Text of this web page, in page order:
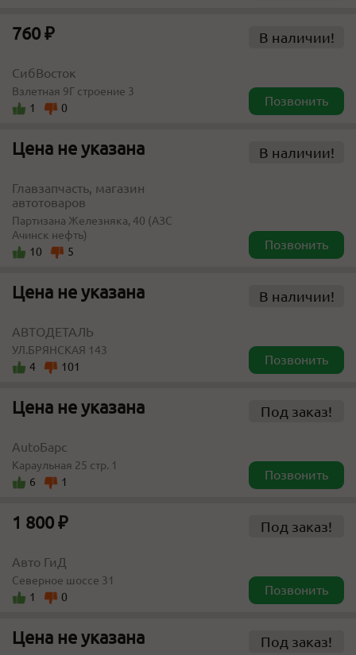
760 ₽ В наличии!
СибВосток
Взлетная 9Г строение 3
1
0 Позвонить
Цена не указана В наличии!
Главзапчасть, магазин
автотоваров
Партизана Железняка, 40 (АЗС
Ачинск нефть)
10
5 Позвонить
Цена не указана В наличии!
АВТОДЕТАЛЬ
УЛ.БРЯНСКАЯ 143
4
101 Позвонить
Цена не указана Под заказ!
AutoБарс
Караульная 25 стр. 1
6
1 Позвонить
1 800 ₽ Под заказ!
Авто ГиД
Северное шоссе 31
1
0 Позвонить
Цена не указана Под заказ!